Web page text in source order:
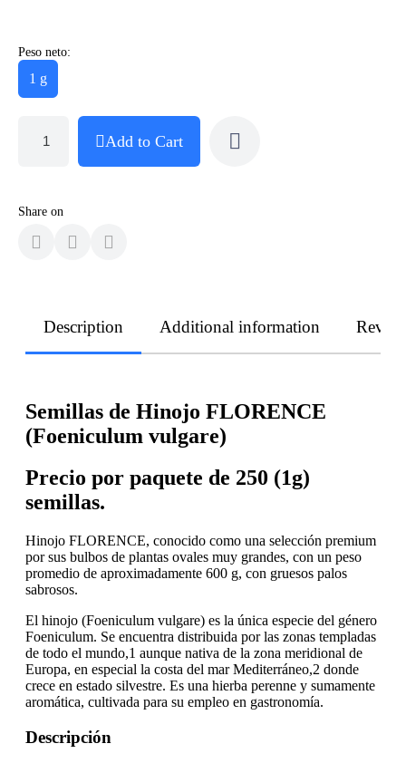
Peso neto:
1 g
Add to Cart
Share on
Description Additional information
Semillas de Hinojo FLORENCE
(Foeniculum vulgare)
Precio por paquete de 250 (1g)
semillas.
Hinojo FLORENCE, conocido como una selección premium
por sus bulbos de plantas ovales muy grandes, con un peso
promedio de aproximadamente 600 g, con gruesos palos
sabrosos.
El hinojo (Foeniculum vulgare) es la única especie del género
Foeniculum. Se encuentra distribuida por las zonas templadas
de todo el mundo,1 aunque nativa de la zona meridional de
Europa, en especial la costa del mar Mediterráneo,2 donde
crece en estado silvestre. Es una hierba perenne y sumamente
aromática, cultivada para su empleo en gastronomía.
Descripción